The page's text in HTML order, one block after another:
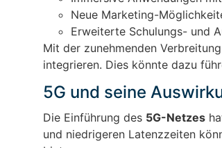
Neue Marketing-
Erweiterte Schulungs- und
Mit der zunehmenden
integrieren. Dies könnte dazu
5G und seine
Die Einführung des 5G-Netzes
und niedrigeren Latenzzeiten